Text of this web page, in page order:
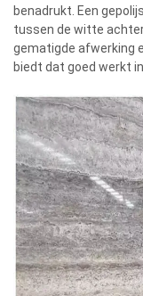
benadrukt. Een
tussen de witte
gematigde afwerking
biedt dat goed werkt